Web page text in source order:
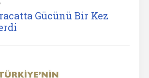
Gücünü Bir Kez